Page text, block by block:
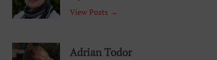
View Posts →
Adrian Todor